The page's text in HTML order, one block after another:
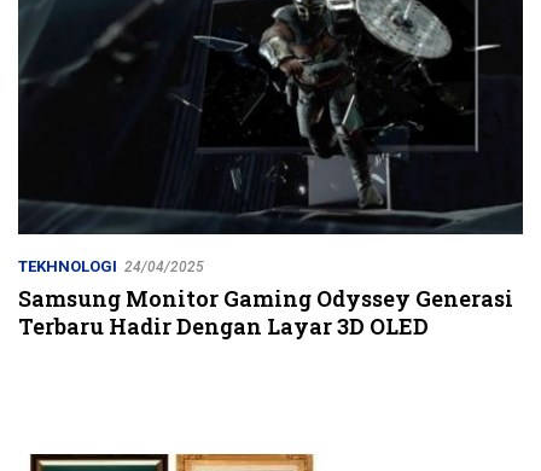
TEKHNOLOGI 24/04/2025
Samsung Monitor Gaming Odyssey Generasi
Terbaru Hadir Dengan Layar 3D OLED